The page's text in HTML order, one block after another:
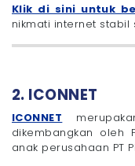
Klik di sini untuk
nikmati internet stabil
2. ICONNET
ICONNET
dikembangkan oleh
anak perusahaan PT